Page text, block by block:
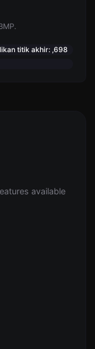
titik akhir: ,698
available